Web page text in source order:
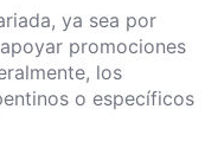
ya sea por
promociones
los
o específicos